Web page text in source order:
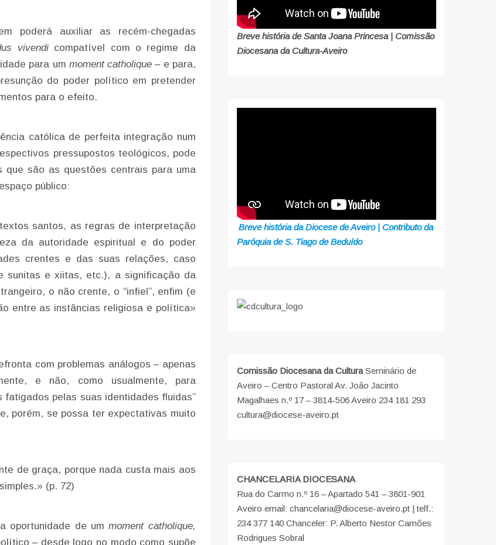
poderá auxiliar as recém-chegadas
vivendi compatível com o regime da
para um moment catholique– e para,
do poder político em pretender
para o efeito.
católica de perfeita integração num
pressupostos teológicos, pode
que são as questões centrais para uma
público:
santos, as regras de interpretação
da autoridade espiritual e do poder
crentes e das suas relações, caso
sunitas e xiitas, etc.), a significação da
o não crente, o “infiel”, enfim (e
entre as instâncias religiosa e política»
com problemas análogos – apenas
e não, como usualmente, para
fatigados pelas suas identidades fluidas”
porém, se possa ter expectativas muito
de graça, porque nada custa mais aos
(p. 72)
oportunidade de ummoment catholique,
– desde logo no modo como supõe
Breve história de Santa Joana Princesa | Comissão
Diocesana da Cultura-Aveiro
Breve história da Diocese de Aveiro | Contributo da
Paróquia de S. Tiago de Beduído
Comissão Diocesana da CulturaSeminário de
Aveiro – Centro Pastoral Av. João Jacinto
Magalhaes n.º 17 – 3814-506 Aveiro 234 181 293
cultura@diocese-aveiro.pt
CHANCELARIA DIOCESANA
Rua do Carmo n.º 16 – Apartado 541 – 3801-901
Aveiro email: chancelaria@diocese-aveiro.pt | telf.:
234 377 140 Chanceler: P. Alberto Nestor Camões
Rodrigues Sobral